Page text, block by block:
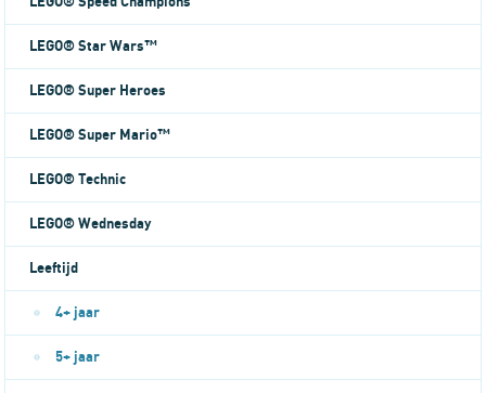
LEGO® Star Wars™
LEGO® Super Heroes
LEGO® Super Mario™
LEGO® Technic
LEGO® Wednesday
Leeftijd
4+ jaar
5+ jaar